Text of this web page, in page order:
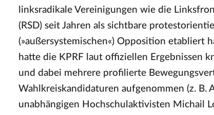
linksradikale Vereinigungen wie die
(RSD) seit Jahren als sichtbare
(»außersystemischen«) Opposition etabliert
hatte die KPRF laut offiziellen Ergebnissen
und dabei mehrere profilierte
Wahlkreiskandidaturen aufgenommen (z. B.
unabhängigen Hochschulaktivisten Michail